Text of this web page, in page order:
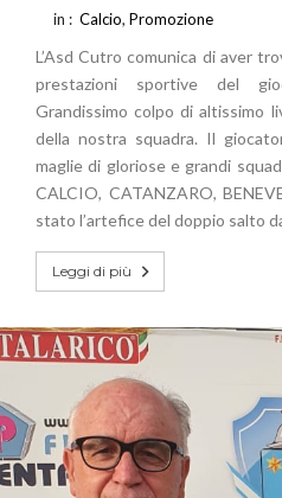
in : Calcio, Promozione
L’Asd Cutro comunica di aver
prestazioni sportive del
Grandissimo colpo di altissimo
della nostra squadra. Il
maglie di gloriose e grandi
CALCIO, CATANZARO,
stato l’artefice del doppio salto
Leggi di più